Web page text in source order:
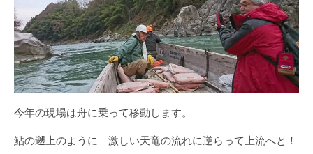
今年の現場は舟に乗って移動します。
鮎の遡上のように 激しい天竜の流れに逆らって上流へと！